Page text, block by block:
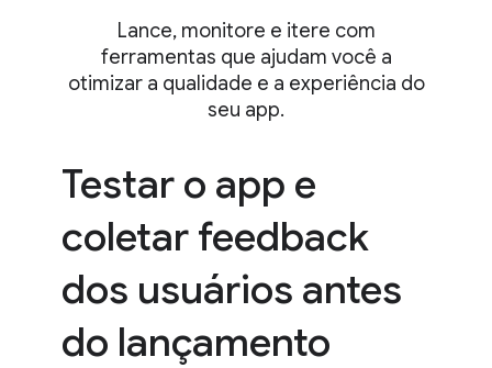
Lance, monitore e itere com
ferramentas que ajudam você a
otimizar a qualidade e a experiência do
seu app.
Testar o app e
coletar feedback
dos usuários antes
do lançamento